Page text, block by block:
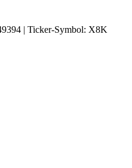
| Ticker-Symbol: X8K